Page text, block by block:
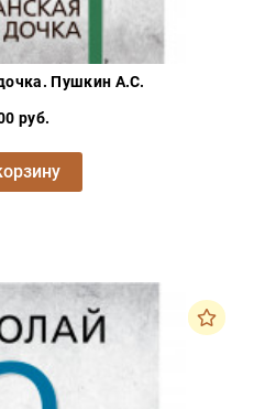
Пушкин А.С.
руб.